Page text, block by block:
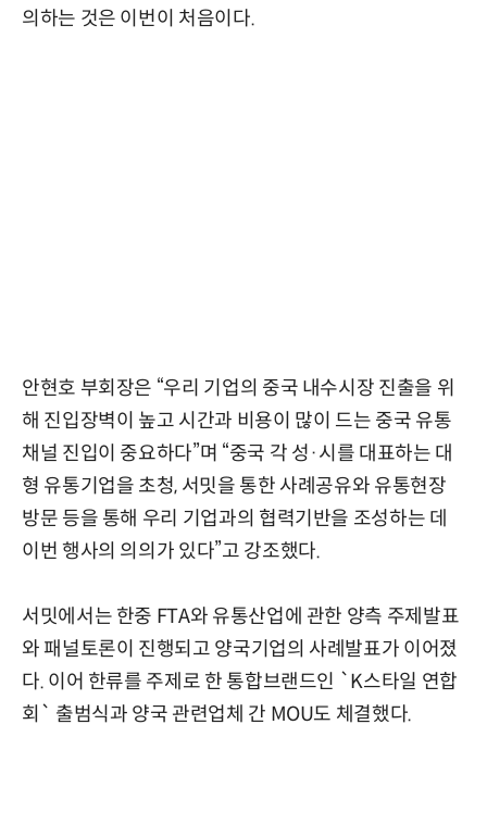
의하는 것은 이번이 처음이다.
안현호 부회장은 “우리 기업의 중국 내수시장 진출을 위
해 진입장벽이 높고 시간과 비용이 많이 드는 중국 유통
채널 진입이 중요하다”며 “중국 각 성·시를 대표하는 대
형 유통기업을 초청, 서밋을 통한 사례공유와 유통현장
방문 등을 통해 우리 기업과의 협력기반을 조성하는 데
이번 행사의 의의가 있다”고 강조했다.
서밋에서는 한중 FTA와 유통산업에 관한 양측 주제발표
와 패널토론이 진행되고 양국기업의 사례발표가 이어졌
다. 이어 한류를 주제로 한 통합브랜드인 `K스타일 연합
회` 출범식과 양국 관련업체 간 MOU도 체결했다.